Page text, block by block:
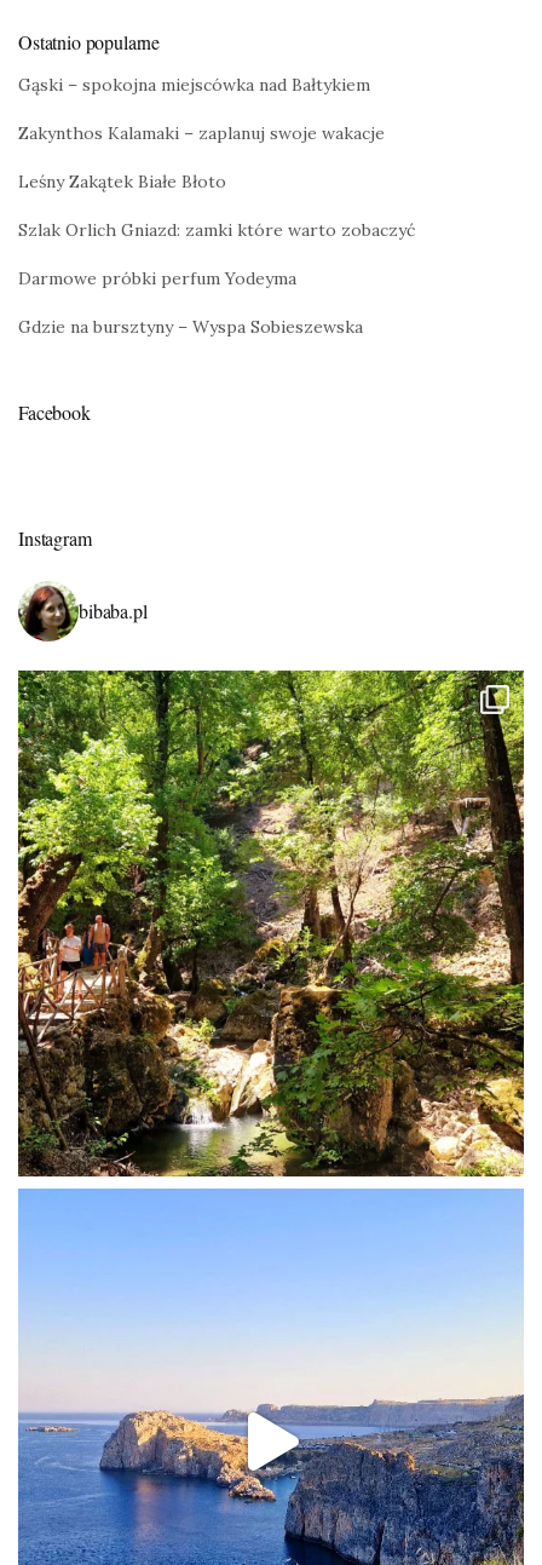
Ostatnio popularne
Gąski – spokojna miejscówka nad Bałtykiem
Zakynthos Kalamaki – zaplanuj swoje wakacje
Leśny Zakątek Białe Błoto
Szlak Orlich Gniazd: zamki które warto zobaczyć
Darmowe próbki perfum Yodeyma
Gdzie na bursztyny – Wyspa Sobieszewska
Facebook
Instagram
bibaba.pl